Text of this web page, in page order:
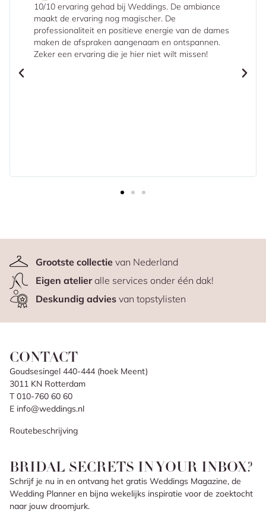
Super lieve dames die je maar al te graag willen
helpen de jurk van je dromen te vinden. Ze luisteren
naar je wensen en proberen hierbij een passende
jurk te vinden. Voor mij was het geslaagd! Ik voelde
me echt een bruid!
Grootste collectievan Nederland
Eigen atelieralle services onder één dak!
Deskundig adviesvan topstylisten
CONTACT
Goudsesingel 440-444 (hoek Meent)
3011 KN Rotterdam
T 010-760 60 60
E info@weddings.nl
Routebeschrijving
BRIDAL SECRETS IN YOUR INBOX?
Schrijf je nu in en ontvang het gratis Weddings Magazine, de
Wedding Planner en bijna wekelijks inspiratie voor de zoektocht
naar jouw droomjurk.